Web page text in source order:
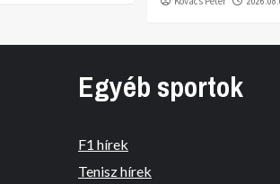
Egyéb sportok
F1 hírek
Tenisz hírek